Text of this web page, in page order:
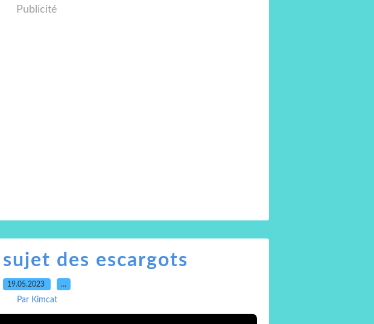
Publicité
des escargots
19.05.2023 …
Par Kimcat